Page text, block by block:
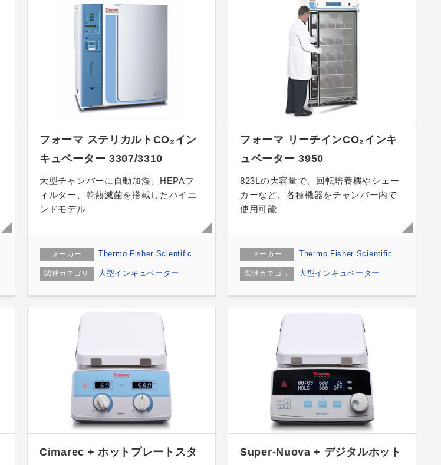
フォーマ ステリカルトCO₂イン
キュベーター 3307/3310
大型チャンバーに自動加湿、HEPAフ
ィルター、乾熱滅菌を搭載したハイエ
ンドモデル
メーカー Thermo Fisher Scientific
関連カテゴリ 大型インキュベーター
フォーマ リーチインCO₂インキ
ュベーター 3950
823Lの大容量で、回転培養機やシェー
カーなど、各種機器をチャンバー内で
使用可能
メーカー Thermo Fisher Scientific
関連カテゴリ 大型インキュベーター
Cimarec + ホットプレートスタ Super-Nuova + デジタルホット